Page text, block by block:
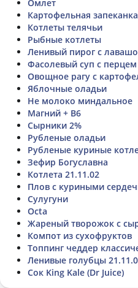
Омлет
Картофельная
Котлеты телячьи
Рыбные котлеты
Ленивый пирог с
Фасолевый суп с
Овощное рагу с
Яблочные оладьи
Не молоко миндальное
Магний + В6
Сырники 2%
Рубленые оладьи
Рубленые куриные
Зефир Богуславна
Котлета 21.11.02
Плов с куриными
Сулугуни
Octa
Жареный творожок с
Компот из сухофруктов
Топпинг чеддер
Ленивые голубцы
Сок King Kale (Dr Juice)